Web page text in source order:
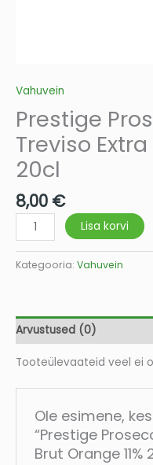
Vahuvein
Prestige
Treviso Extra
20cl
8,00 €
Lisa korvi
Kategooria: Vahuvein
Arvustused (0)
Tooteülevaateid veel ei
Ole esimene,
“Prestige
Brut Orange 11%